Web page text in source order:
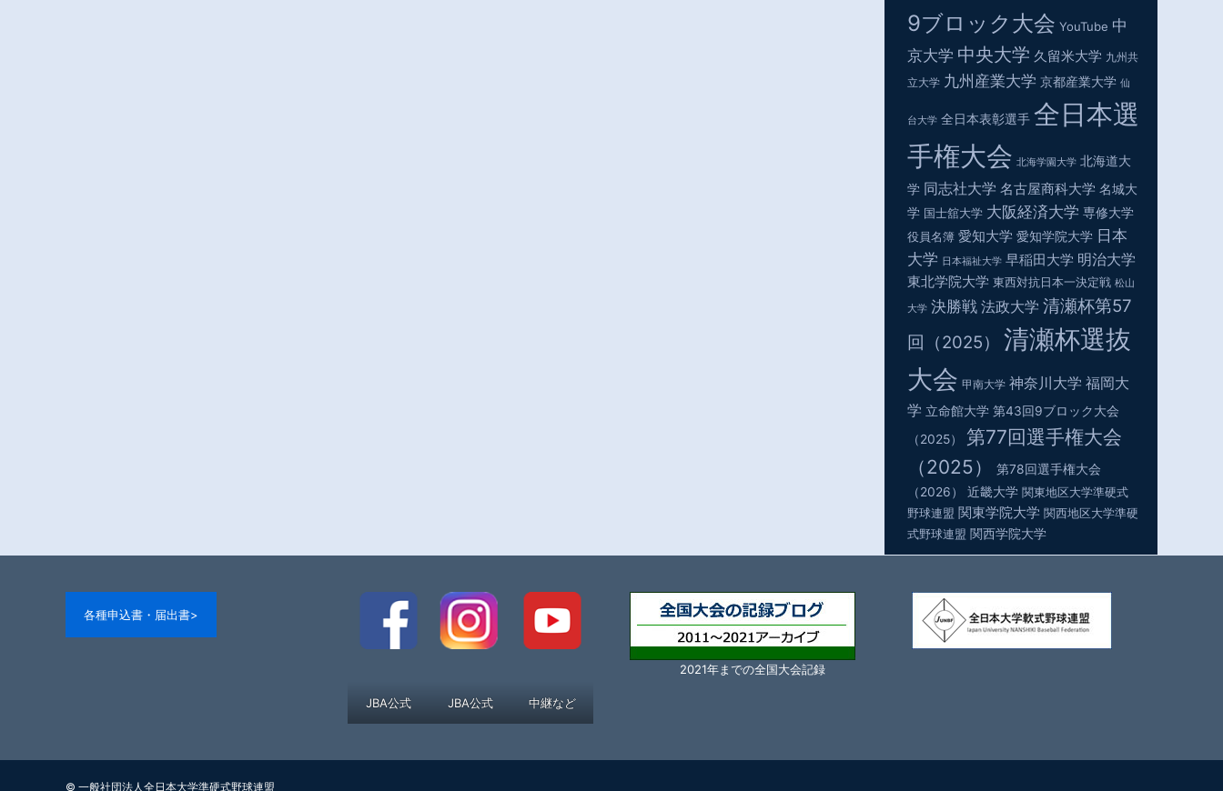
9ブロック大会 YouTube 中
京大学 中央大学 久留米大学 九州共
立大学 九州産業大学 京都産業大学 仙
台大学 全日本表彰選手 全日本選
手権大会 北海学園大学 北海道大
学 同志社大学 名古屋商科大学 名城大
学 国士舘大学 大阪経済大学 専修大学
役員名簿 愛知大学 愛知学院大学 日本
大学 日本福祉大学 早稲田大学 明治大学
東北学院大学 東西対抗日本一決定戦 松山
大学 決勝戦 法政大学 清瀬杯第57
回（2025）
清瀬杯選抜
大会 甲南大学 神奈川大学 福岡大
学 立命館大学 第43回9ブロック大会
（2025）
第77回選手権大会
（2025）
第78回選手権大会
（2026）
近畿大学 関東地区大学準硬式
野球連盟 関東学院大学 関西地区大学準硬
式野球連盟 関西学院大学
各種申込書・届出書>
JBA公式 JBA公式 中継など
2021年までの全国大会記録
© 一般社団法人全日本大学準硬式野球連盟